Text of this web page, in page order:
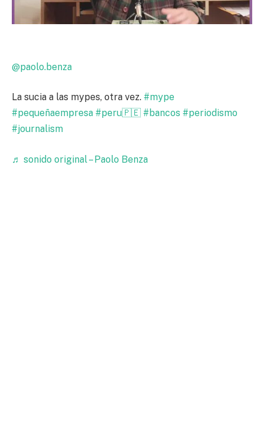
@paolo.benza
La sucia a las mypes, otra vez. #mype
#pequeñaempresa #peru🇵🇪 #bancos #periodismo
#journalism
♬ sonido original – Paolo Benza